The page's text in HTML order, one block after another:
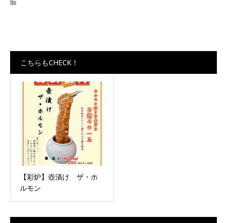
こちらもCHECK！
【彩炉】壺漬け ザ・ホ
ルモン